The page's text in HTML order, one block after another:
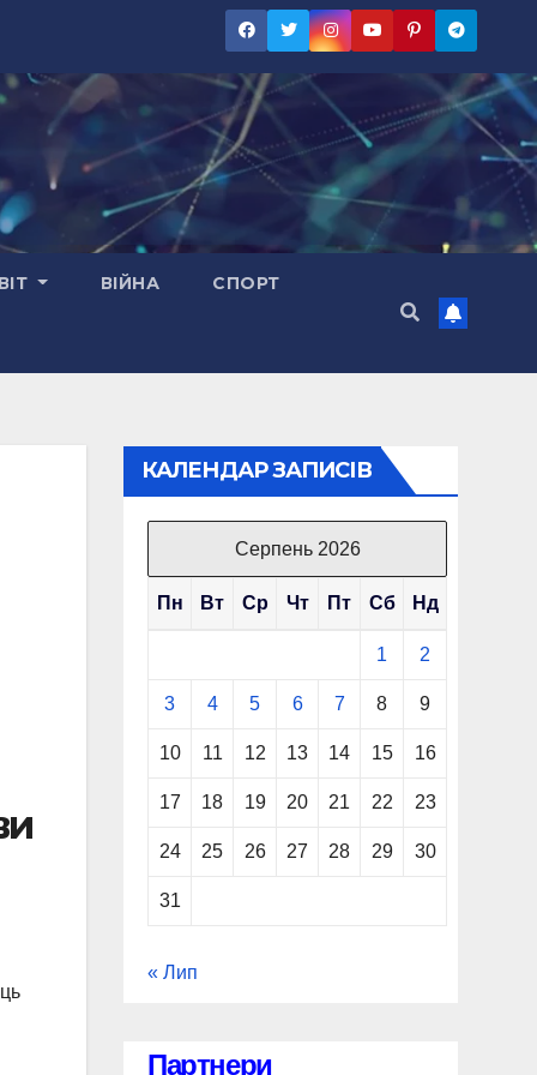
ВІЙНА СПОРТ
КАЛЕНДАР ЗАПИСІВ
Серпень 2026
Пн Вт Ср Чт Пт Сб Нд
1 2
3 4 5 6 7 8 9
10 11 12 13 14 15 16
17 18 19 20 21 22 23
24 25 26 27 28 29 30
31
« Лип
Партнери